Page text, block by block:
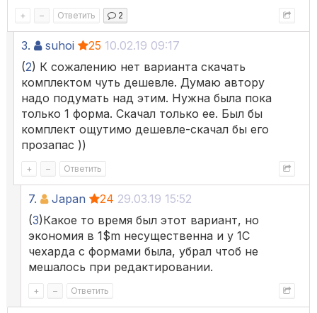
+ – Ответить 2
3. suhoi 25 10.02.19 09:17
(2) К сожалению нет варианта скачать
комплектом чуть дешевле. Думаю автору
надо подумать над этим. Нужна была пока
только 1 форма. Скачал только ее. Был бы
комплект ощутимо дешевле-скачал бы его
прозапас ))
+ – Ответить
7. Japan 24 29.03.19 15:52
(3)Какое то время был этот вариант, но
экономия в 1$m несущественна и у 1С
чехарда с формами была, убрал чтоб не
мешалось при редактировании.
+ – Ответить